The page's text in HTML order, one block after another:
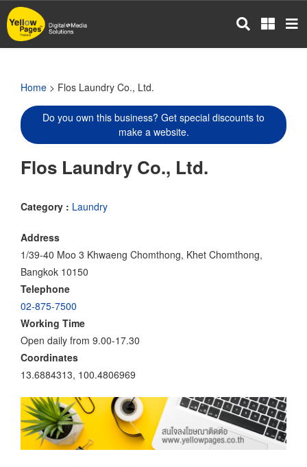
Skip
to
main
Home > Flos Laundry Co., Ltd.
Do you own this business? Get special discounts to
make a website.
Flos Laundry Co., Ltd.
Category : Laundry
Address
1/39-40 Moo 3 Khwaeng Chomthong, Khet Chomthong,
Bangkok 10150
Telephone
02-875-7500
Working Time
Open daily from 9.00-17.30
Coordinates
13.6884313, 100.4806969